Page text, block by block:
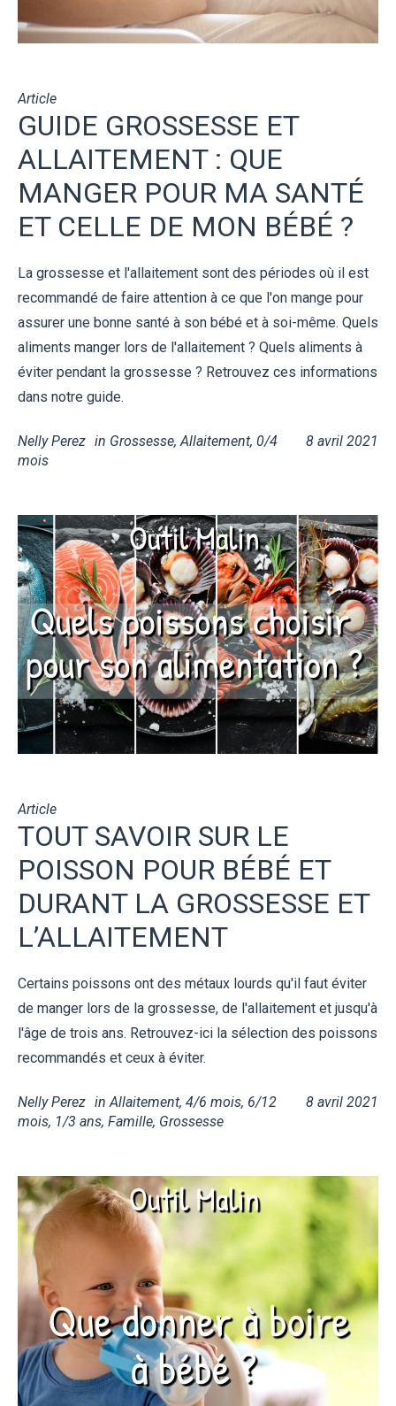
Article
GUIDE GROSSESSE ET
ALLAITEMENT : QUE
MANGER POUR MA SANTÉ
ET CELLE DE MON BÉBÉ ?
La grossesse et l'allaitement sont des périodes où il est
recommandé de faire attention à ce que l'on mange pour
assurer une bonne santé à son bébé et à soi-même. Quels
aliments manger lors de l'allaitement ? Quels aliments à
éviter pendant la grossesse ? Retrouvez ces informations
dans notre guide.
8 avril 2021
Nelly Perez in Grossesse,Allaitement, 0/4
mois
Article
TOUT SAVOIR SUR LE
POISSON POUR BÉBÉ ET
DURANT LA GROSSESSE ET
L’ALLAITEMENT
Certains poissons ont des métaux lourds qu'il faut éviter
de manger lors de la grossesse, de l'allaitement et jusqu'à
l'âge de trois ans. Retrouvez-ici la sélection des poissons
recommandés et ceux à éviter.
8 avril 2021
Nelly Perez in Allaitement, 4/6 mois, 6/12
mois, 1/3 ans, Famille, Grossesse